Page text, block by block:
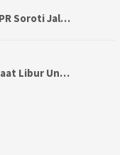
Soroti Jal…
Libur Un…